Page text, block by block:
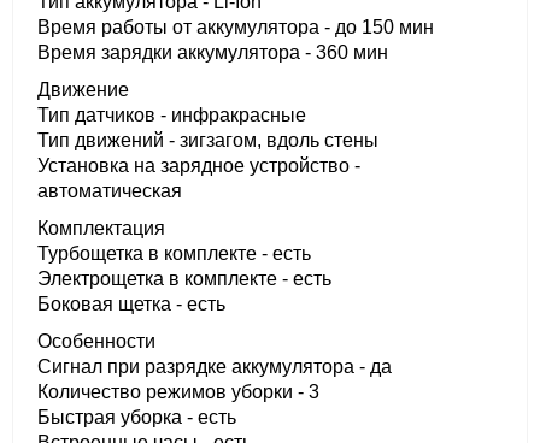
Время работы от аккумулятора - до 150 мин
Время зарядки аккумулятора - 360 мин
Движение
Тип датчиков - инфракрасные
Тип движений - зигзагом, вдоль стены
Установка на зарядное устройство -
автоматическая
Комплектация
Турбощетка в комплекте - есть
Электрощетка в комплекте - есть
Боковая щетка - есть
Особенности
Сигнал при разрядке аккумулятора - да
Количество режимов уборки - 3
Быстрая уборка - есть